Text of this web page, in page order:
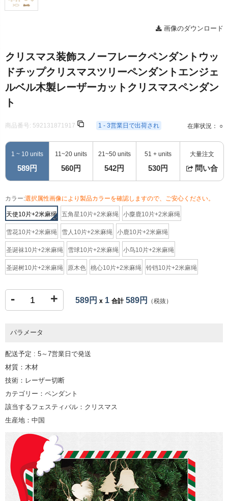
画像のダウンロード
クリスマス装飾スノーフレークペンダントウッ
ドチップクリスマスツリーペンダントエンジェ
ルベル木製レーザーカットクリスマスペンダン
ト
商品番号: 592131871917 1 - 3営業日で出荷され 在庫状況： ○
1 ~ 10 units
589円
11~20 units
560円
21~50 units
542円
51 + units
530円
大量注文
問い合
カラー:選択属性画像により製品カラーを確認しますので、ご安心ください。
天使10片+2米麻绳 五角星10片+2米麻绳 小麋鹿10片+2米麻绳
雪花10片+2米麻绳 雪人10片+2米麻绳 小鹿10片+2米麻绳
圣诞袜10片+2米麻绳 雪球10片+2米麻绳 小鸟10片+2米麻绳
圣诞树10片+2米麻绳 原木色 桃心10片+2米麻绳 铃铛10片+2米麻绳
- + 589円 x 1 合計589円 （税抜）
パラメータ
配送予定 : 5～7営業日で発送
材質：木材
技術：レーザー切断
カテゴリー：ペンダント
該当するフェスティバル：クリスマス
生産地：中国